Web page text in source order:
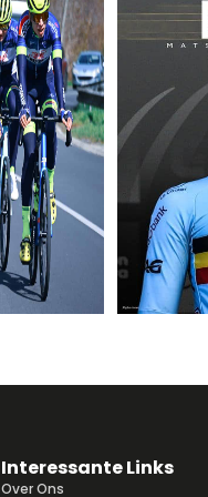
Interessante Links
Over Ons